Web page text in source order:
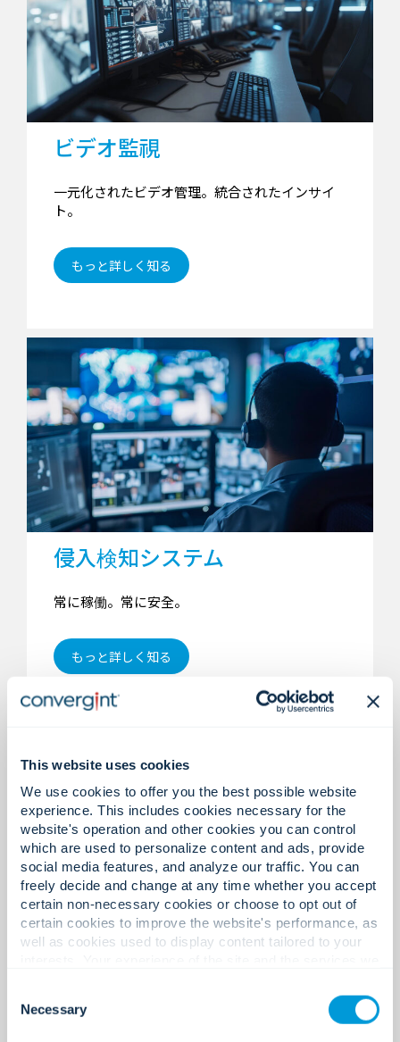
This website uses cookies
We use cookies to offer you the best possible website
experience. This includes cookies necessary for the
website's operation and other cookies you can control
which are used to personalize content and ads, provide
social media features, and analyze our traffic. You can
freely decide and change at any time whether you accept
certain non-necessary cookies or choose to opt out of
certain cookies to improve the website's performance, as
well as cookies used to display content tailored to your
cookies. Click "Show details" below for more information
about who we share your information with.
Selection
Necessary
ビデオ監視
一元化されたビデオ管理。統合されたインサイ
ト。
もっと詳しく知る
侵入検知システム
常に稼働。常に安全。
もっと詳しく知る
コミュニケーション